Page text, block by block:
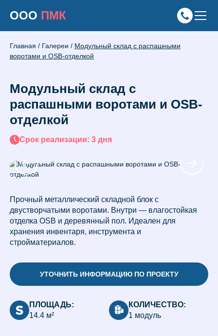
ООО ПМК
Главная / Галереи / Модульный склад с распашными
воротами и OSB-отделкой
Модульный склад с
распашными воротами и OSB-
отделкой
Срок реализации: 3 дня
Прочный металлический складной блок с
двустворчатыми воротами. Внутри — влагостойкая
отделка OSB и деревянный пол. Идеален для
хранения инвентаря, инструмента и
стройматериалов.
УТОЧНИТЬ ИНФОРМАЦИЮ ПО ПРОЕКТУ
ПЛОЩАДЬ:
14.4 м²
КОЛИЧЕСТВО:
1 модуль